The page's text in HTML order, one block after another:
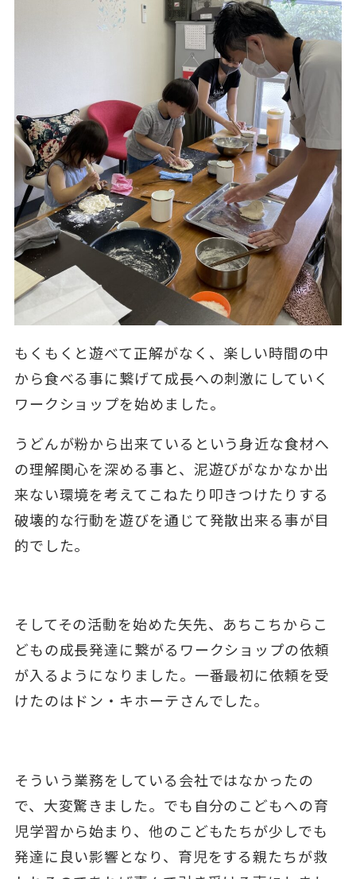
もくもくと遊べて正解がなく、楽しい時間の中
から食べる事に繋げて成長への刺激にしていく
ワークショップを始めました。
うどんが粉から出来ているという身近な食材へ
の理解関心を深める事と、泥遊びがなかなか出
来ない環境を考えてこねたり叩きつけたりする
破壊的な行動を遊びを通じて発散出来る事が目
的でした。
そしてその活動を始めた矢先、あちこちからこ
どもの成長発達に繋がるワークショップの依頼
が入るようになりました。一番最初に依頼を受
けたのはドン・キホーテさんでした。
そういう業務をしている会社ではなかったの
で、大変驚きました。でも自分のこどもへの育
児学習から始まり、他のこどもたちが少しでも
発達に良い影響となり、育児をする親たちが救